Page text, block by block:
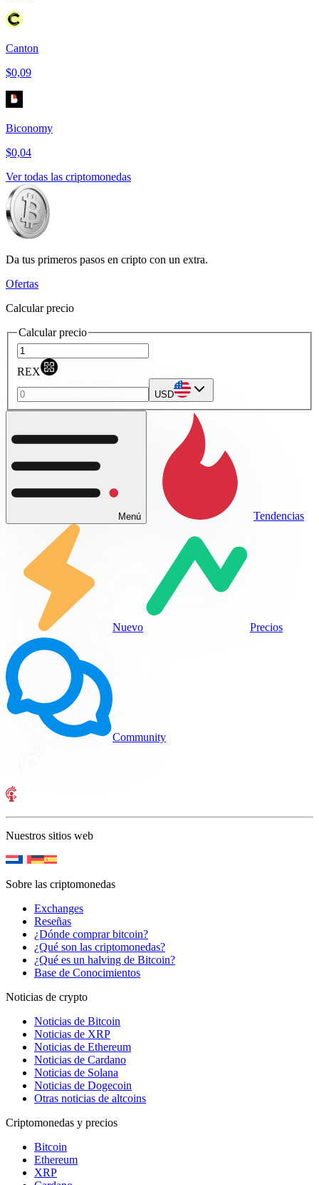
Canton
$0,09
Biconomy
$0,04
Ver todas las criptomonedas
Da tus primeros pasos en cripto con un extra.
Ofertas
Calcular precio
Calcular precio
REX
USD
Menú Tendencias
Nuevo Precios
Community
Nuestros sitios web
Sobre las criptomonedas
Exchanges
Reseñas
¿Dónde comprar bitcoin?
¿Qué son las criptomonedas?
¿Qué es un halving de Bitcoin?
Base de Conocimientos
Noticias de crypto
Noticias de Bitcoin
Noticias de XRP
Noticias de Ethereum
Noticias de Cardano
Noticias de Solana
Noticias de Dogecoin
Otras noticias de altcoins
Criptomonedas y precios
Bitcoin
Ethereum
XRP